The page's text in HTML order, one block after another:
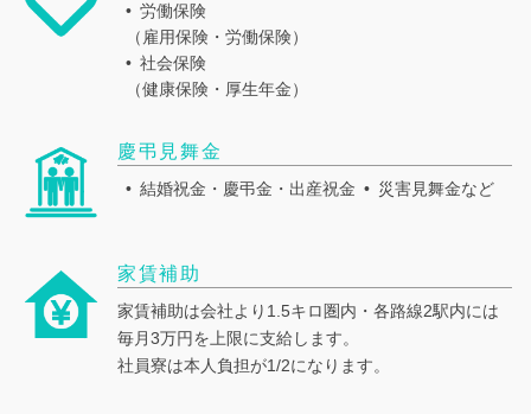
労働保険
（雇用保険・労働保険）
社会保険
（健康保険・厚生年金）
慶弔見舞金
結婚祝金・慶弔金・出産祝金 災害見舞金など
家賃補助
家賃補助は会社より1.5キロ圏内・各路線2駅内には
毎月3万円を上限に支給します。
社員寮は本人負担が1/2になります。